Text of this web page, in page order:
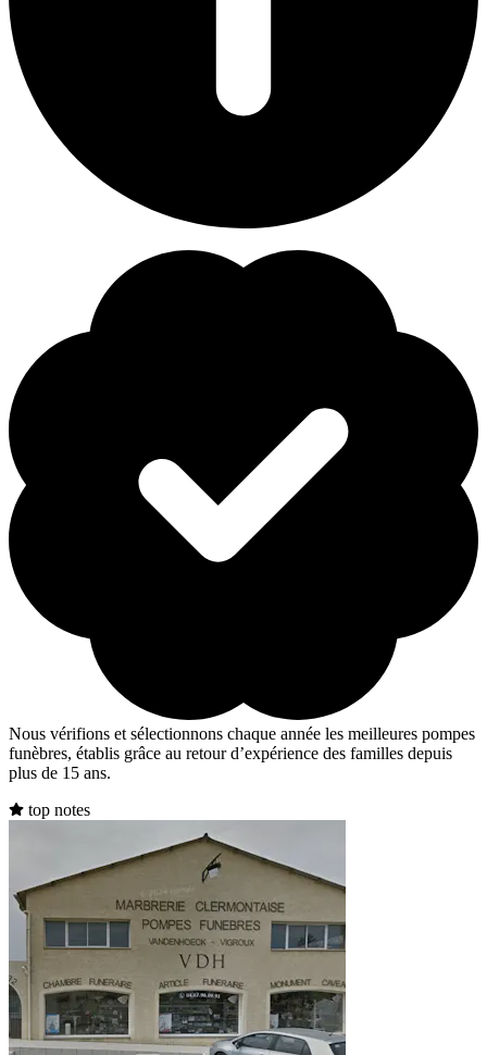
Nous vérifions et sélectionnons chaque année les meilleures pompes
funèbres, établis grâce au retour d’expérience des familles depuis
plus de 15 ans.
top notes